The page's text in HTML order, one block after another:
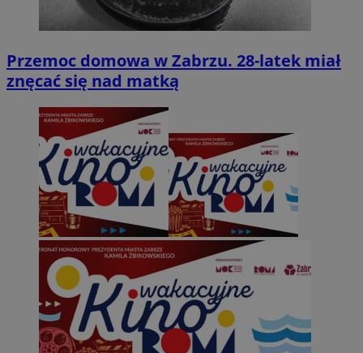
Przemoc domowa w Zabrzu. 28-latek miał
znęcać się nad matką